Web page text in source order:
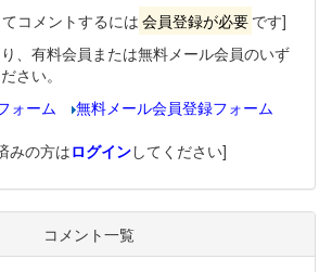
コメントするには 会員登録が必要 です]
、有料会員または無料メール会員のいず
さい。
ォーム
無料メール会員登録フォーム
みの方はログインしてください]
コメント一覧